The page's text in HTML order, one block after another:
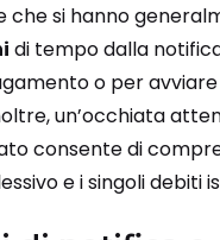
che si hanno
di tempo dalla
o per avviare
un’occhiata
consente di
e i singoli debiti